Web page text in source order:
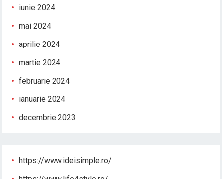
iunie 2024
mai 2024
aprilie 2024
martie 2024
februarie 2024
ianuarie 2024
decembrie 2023
https://www.ideisimple.ro/